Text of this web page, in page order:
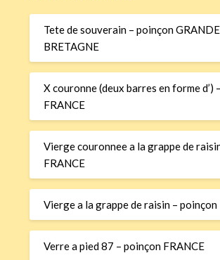
Tete de souverain – poinçon GRANDE
BRETAGNE
X couronne (deux barres en forme d’)
FRANCE
Vierge couronnee a la grappe de
FRANCE
Vierge a la grappe de raisin – poinçon
Verre a pied 87 – poinçon FRANCE